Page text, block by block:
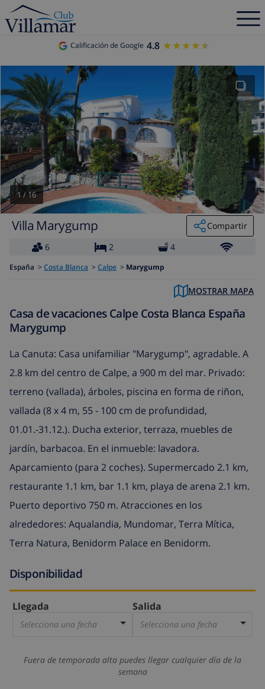
Calificación de Google 4.8 ★★★★★
★★★★★
1/16
Villa Marygump
Compartir
6
2 4
España > Costa Blanca > Calpe > Marygump
MOSTRAR MAPA
Casa de vacaciones Calpe Costa Blanca España
Marygump
La Canuta: Casa unifamiliar "Marygump", agradable. A
2.8 km del centro de Calpe, a 900 m del mar. Privado:
terreno (vallada), árboles, piscina en forma de riñon,
vallada (8 x 4 m, 55 - 100 cm de profundidad,
01.01.-31.12.). Ducha exterior, terraza, muebles de
jardín, barbacoa. En el inmueble: lavadora.
Aparcamiento (para 2 coches). Supermercado 2.1 km,
restaurante 1.1 km, bar 1.1 km, playa de arena 2.1 km.
Puerto deportivo 750 m. Atracciones en los
alrededores: Aqualandia, Mundomar, Terra Mítica,
Terra Natura, Benidorm Palace en Benidorm.
Disponibilidad
Llegada
Selecciona una fecha
Salida
Selecciona una fecha
Fuera de temporada alta puedes llegar cualquier día de la
semana